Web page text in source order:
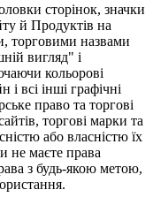
сторінок, значки
й Продуктів на
торговими назвами
вигляд" і
кольорові
всі інші графічні
право та торгові
торгові марки та
або власністю їх
не маєте права
з будь-якою метою,